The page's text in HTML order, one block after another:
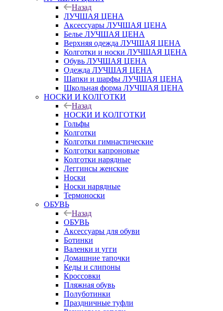
Назад
ЛУЧШАЯ ЦЕНА
Аксессуары ЛУЧШАЯ ЦЕНА
Белье ЛУЧШАЯ ЦЕНА
Верхняя одежда ЛУЧШАЯ ЦЕНА
Колготки и носки ЛУЧШАЯ ЦЕНА
Обувь ЛУЧШАЯ ЦЕНА
Одежда ЛУЧШАЯ ЦЕНА
Шапки и шарфы ЛУЧШАЯ ЦЕНА
Школьная форма ЛУЧШАЯ ЦЕНА
НОСКИ И КОЛГОТКИ
Назад
НОСКИ И КОЛГОТКИ
Гольфы
Колготки
Колготки гимнастические
Колготки капроновые
Колготки нарядные
Леггинсы женские
Носки
Носки нарядные
Термоноски
ОБУВЬ
Назад
ОБУВЬ
Аксессуары для обуви
Ботинки
Валенки и угги
Домашние тапочки
Кеды и слипоны
Кроссовки
Пляжная обувь
Полуботинки
Праздничные туфли